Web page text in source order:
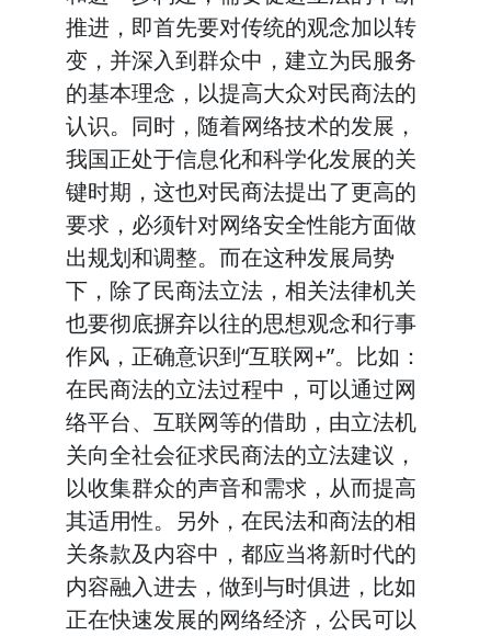
推进，即首先要对传统的观念加以转
变，并深入到群众中，建立为民服务
的基本理念，以提高大众对民商法的
认识。同时，随着网络技术的发展，
我国正处于信息化和科学化发展的关
键时期，这也对民商法提出了更高的
要求，必须针对网络安全性能方面做
出规划和调整。而在这种发展局势
下，除了民商法立法，相关法律机关
也要彻底摒弃以往的思想观念和行事
作风，正确意识到“互联网+”。比如：
在民商法的立法过程中，可以通过网
络平台、互联网等的借助，由立法机
关向全社会征求民商法的立法建议，
以收集群众的声音和需求，从而提高
其适用性。另外，在民法和商法的相
关条款及内容中，都应当将新时代的
内容融入进去，做到与时俱进，比如
正在快速发展的网络经济，公民可以